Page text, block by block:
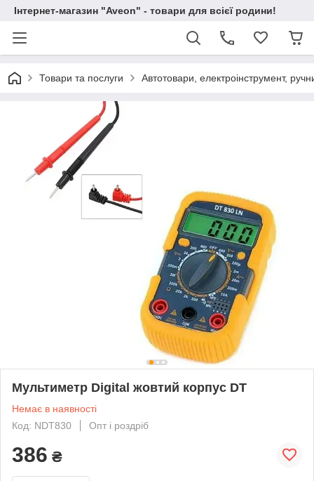
Інтернет-магазин "Aveon" - товари для всієї родини!
Товари та послуги Автотовари, електроінструмент,
Мультиметр Digital жовтий корпус DT
Немає в наявності
Код: NDT830
Опт і роздріб
386 ₴